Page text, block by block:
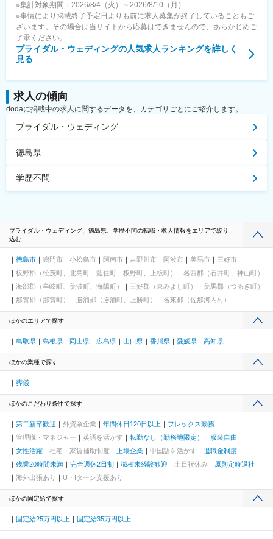
※集計対象期間：2026/8/4（火）～2026/8/10（月）
※事情により掲載終了予定日よりも前に求人募集が終了していることもご
ざいます。その場合は当サイトから応募はできませんので、あらかじめご
了承ください。
ブライダル・ウェディングの人気求人ランキングを詳しく
見る
求人の傾向
dodaに掲載中の求人に関するデータを、カテゴリごとにご紹介します。
ブライダル・ウェディング
徳島県
学歴不問
ブライダル・ウェディング、徳島県、学歴不問の転職・求人情報をエリアで絞り
込む
徳島市 鳴門市 小松島市 阿南市 吉野川市 阿波市 美馬市
三好市
板野郡（松茂町、北島町、藍住町、板野町、上板町）
名西郡（石井町、神山町）
海部郡（牟岐町、美波町、海陽町）
三好郡（東みよし町）
美馬郡（つるぎ町）
那賀郡（那賀町）
勝浦郡（勝浦町、上勝町） 名東郡（佐那河内村）
ほかのエリアで探す
鳥取県 島根県 岡山県 広島県 山口県 香川県 愛媛県 高知県
ほかの業種で探す
葬儀
ほかのこだわり条件で探す
第二新卒歓迎 外資系企業 年間休日120日以上
フレックス勤務
管理職・マネジャー
英語を活かす 転勤なし（勤務地限定）
服装自由
女性活躍
社宅・家賃補助制度 上場企業 中国語を活かす
退職金制度
残業20時間未満
完全週休2日制 職種未経験歓迎 土日祝休み
原則定時退社
海外出張あり
U・Iターン支援あり
ほかの固定給で探す
固定給25万円以上 固定給35万円以上